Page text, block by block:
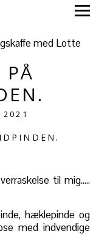
PÅ
til mig…..
hæklepinde og
med indvendige